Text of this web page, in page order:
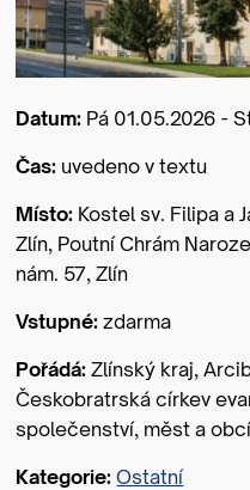
Datum: Pá 01.05.2026 -
Čas: uvedeno v textu
Místo: Kostel sv. Filipa a
Zlín, Poutní Chrám
nám. 57, Zlín
Vstupné: zdarma
Pořádá: Zlínský kraj,
Českobratrská církev
společenství, měst a
Kategorie: Ostatní